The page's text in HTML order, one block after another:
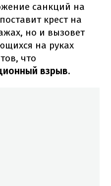
санкций на
крест на
но и вызовет
на руках
что
взрыв.